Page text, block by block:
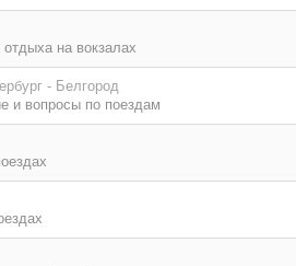
на вокзалах
- Белгород
и вопросы по поездам